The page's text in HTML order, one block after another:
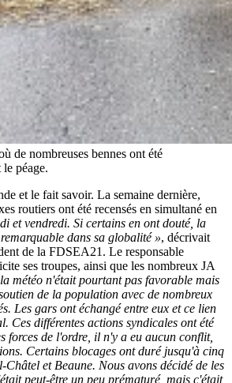
de nombreuses bennes ont été
le péage.
et le fait savoir. La semaine dernière,
routiers ont été recensés en simultané en
et vendredi. Si certains en ont douté, la
dans sa globalité », décrivait
de la FDSEA21. Le responsable
ses troupes, ainsi que les nombreux JA
météo n'était pourtant pas favorable mais
de la population avec de nombreux
Les gars ont échangé entre eux et ce lien
Ces différentes actions syndicales ont été
forces de l'ordre, il n'y a eu aucun conflit,
Certains blocages ont duré jusqu'à cinq
et Beaune. Nous avons décidé de les
peut-être un peu prématuré, mais c'était